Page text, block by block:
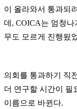
이
올라와서 통과되
데, COICA는 엄청나
무도 모르게 진행됬
의회를 통과하기 직
더 연구할 시간이 필
이름으로 바뀐다.